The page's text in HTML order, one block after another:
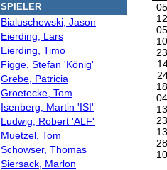
SPIELER
Bialuschewski, Jason
Eierding, Lars
Eierding, Timo
Figge, Stefan 'König'
Grebe, Patricia
Groetecke, Tom
Isenberg, Martin 'ISI'
Ludwig, Robert 'ALF'
Muetzel, Tom
Schowser, Thomas
Siersack, Marlon